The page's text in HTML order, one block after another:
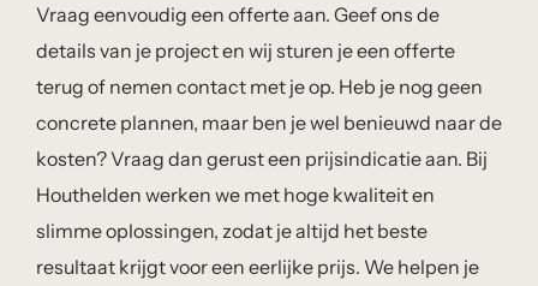
Vraag eenvoudig een offerte aan. Geef ons de
details van je project en wij sturen je een offerte
terug of nemen contact met je op. Heb je nog geen
concrete plannen, maar ben je wel benieuwd naar de
kosten? Vraag dan gerust een prijsindicatie aan. Bij
Houthelden werken we met hoge kwaliteit en
slimme oplossingen, zodat je altijd het beste
resultaat krijgt voor een eerlijke prijs. We helpen je